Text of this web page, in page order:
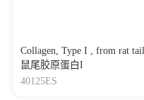
Collagen, Type I , from rat tail
鼠尾胶原蛋白I
40125ES